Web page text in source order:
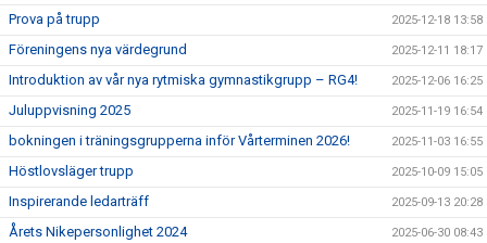
Prova på trupp 2025-12-18 13:58
Föreningens nya värdegrund 2025-12-11 18:17
Introduktion av vår nya rytmiska gymnastikgrupp – RG4! 2025-12-06 16:25
Juluppvisning 2025 2025-11-19 16:54
bokningen i träningsgrupperna inför Vårterminen 2026! 2025-11-03 16:55
Höstlovsläger trupp 2025-10-09 15:05
Inspirerande ledarträff 2025-09-13 20:28
Årets Nikepersonlighet 2024 2025-06-30 08:43